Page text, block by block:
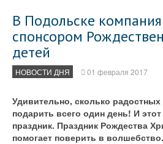
В Подольске компания
спонсором
детей
НОВОСТИ ДНЯ 01 февраля 2017
Удивительно, сколько
подарить всего один день! И
праздник. Праздник Рождества
помогает поверить в волшебство.